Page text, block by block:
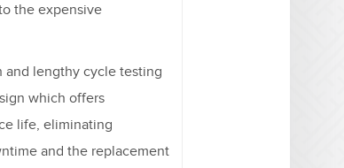
the expensive
and lengthy cycle testing
which offers
life, eliminating
and the replacement